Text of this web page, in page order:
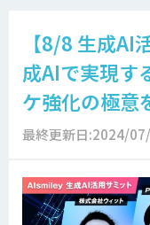
【8/8 生成AI
成AIで実現す
ケ強化の極意
最終更新日:2024/